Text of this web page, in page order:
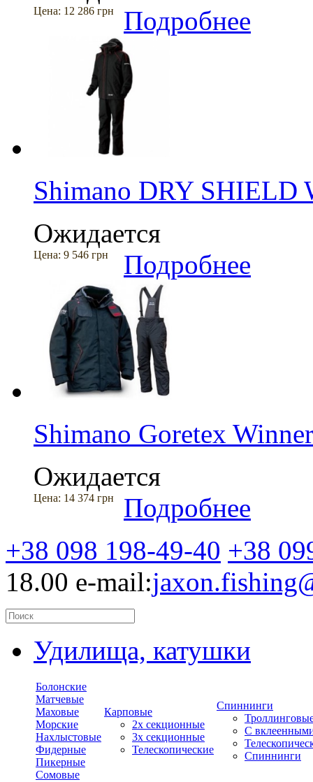
Цена: 12 286 грн Подробнее
Shimano DRY SHIELD
Ожидается
Цена: 9 546 грн Подробнее
Shimano Goretex
Ожидается
Цена: 14 374 грн
Подробнее
+38 098 198-49-40 +38
18.00 e-mail:
Удилища, катушки
Болонские
Матчевые
Маховые
Морские
Нахлыстовые
Фидерные
Пикерные
Сомовые
Карповые
2х секционные
3х секционные
Телескопические
Спиннинги
С
Спиннинги